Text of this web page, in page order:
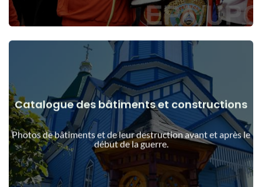
Catalogue des bâtiments et constructions
Photos de bâtiments et de leur destruction avant et après le
début de la guerre.
Bâtiments, structures, objets avant et après le début de la
guerre
Voir les détails